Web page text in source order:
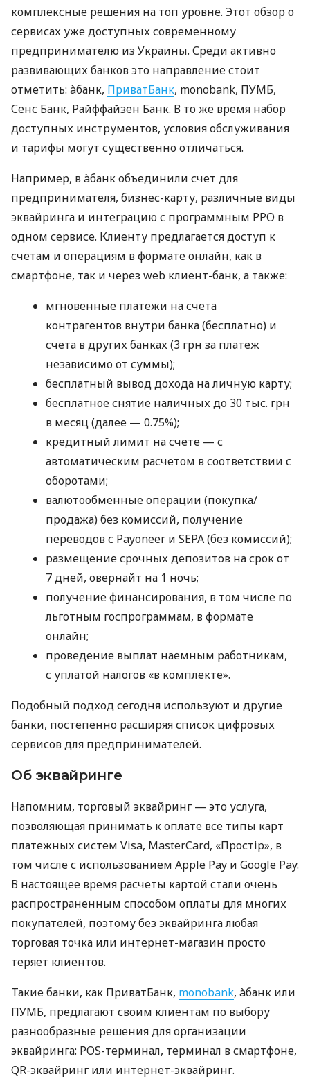
комплексные решения на топ уровне. Этот обзор о
сервисах уже доступных современному
предпринимателю из Украины. Среди активно
развивающих банков это направление стоит
отметить: àбанк, ПриватБанк, monobank, ПУМБ,
Сенс Банк, Райффайзен Банк. В то же время набор
доступных инструментов, условия обслуживания
и тарифы могут существенно отличаться.
Например, в àбанк объединили счет для
предпринимателя, бизнес-карту, различные виды
эквайринга и интеграцию с программным РРО в
одном сервисе. Клиенту предлагается доступ к
счетам и операциям в формате онлайн, как в
смартфоне, так и через web клиент-банк, а также:
мгновенные платежи на счета
контрагентов внутри банка (бесплатно) и
счета в других банках (3 грн за платеж
независимо от суммы);
бесплатный вывод дохода на личную карту;
бесплатное снятие наличных до 30 тыс. грн
в месяц (далее — 0.75%);
кредитный лимит на счете — с
автоматическим расчетом в соответствии с
оборотами;
валютообменные операции (покупка/
продажа) без комиссий, получение
переводов с Payoneer и SEPA (без комиссий);
размещение срочных депозитов на срок от
7 дней, овернайт на 1 ночь;
получение финансирования, в том числе по
льготным госпрограммам, в формате
онлайн;
проведение выплат наемным работникам,
с уплатой налогов «в комплекте».
Подобный подход сегодня используют и другие
банки, постепенно расширяя список цифровых
сервисов для предпринимателей.
Об эквайринге
Напомним, торговый эквайринг — это услуга,
позволяющая принимать к оплате все типы карт
платежных систем Visa, MasterCard, «Простір», в
том числе с использованием Apple Pay и Google Pay.
В настоящее время расчеты картой стали очень
распространенным способом оплаты для многих
покупателей, поэтому без эквайринга любая
торговая точка или интернет-магазин просто
теряет клиентов.
Такие банки, как ПриватБанк, monobank, àбанк или
ПУМБ, предлагают своим клиентам по выбору
разнообразные решения для организации
эквайринга: POS-терминал, терминал в смартфоне,
QR-эквайринг или интернет-эквайринг.